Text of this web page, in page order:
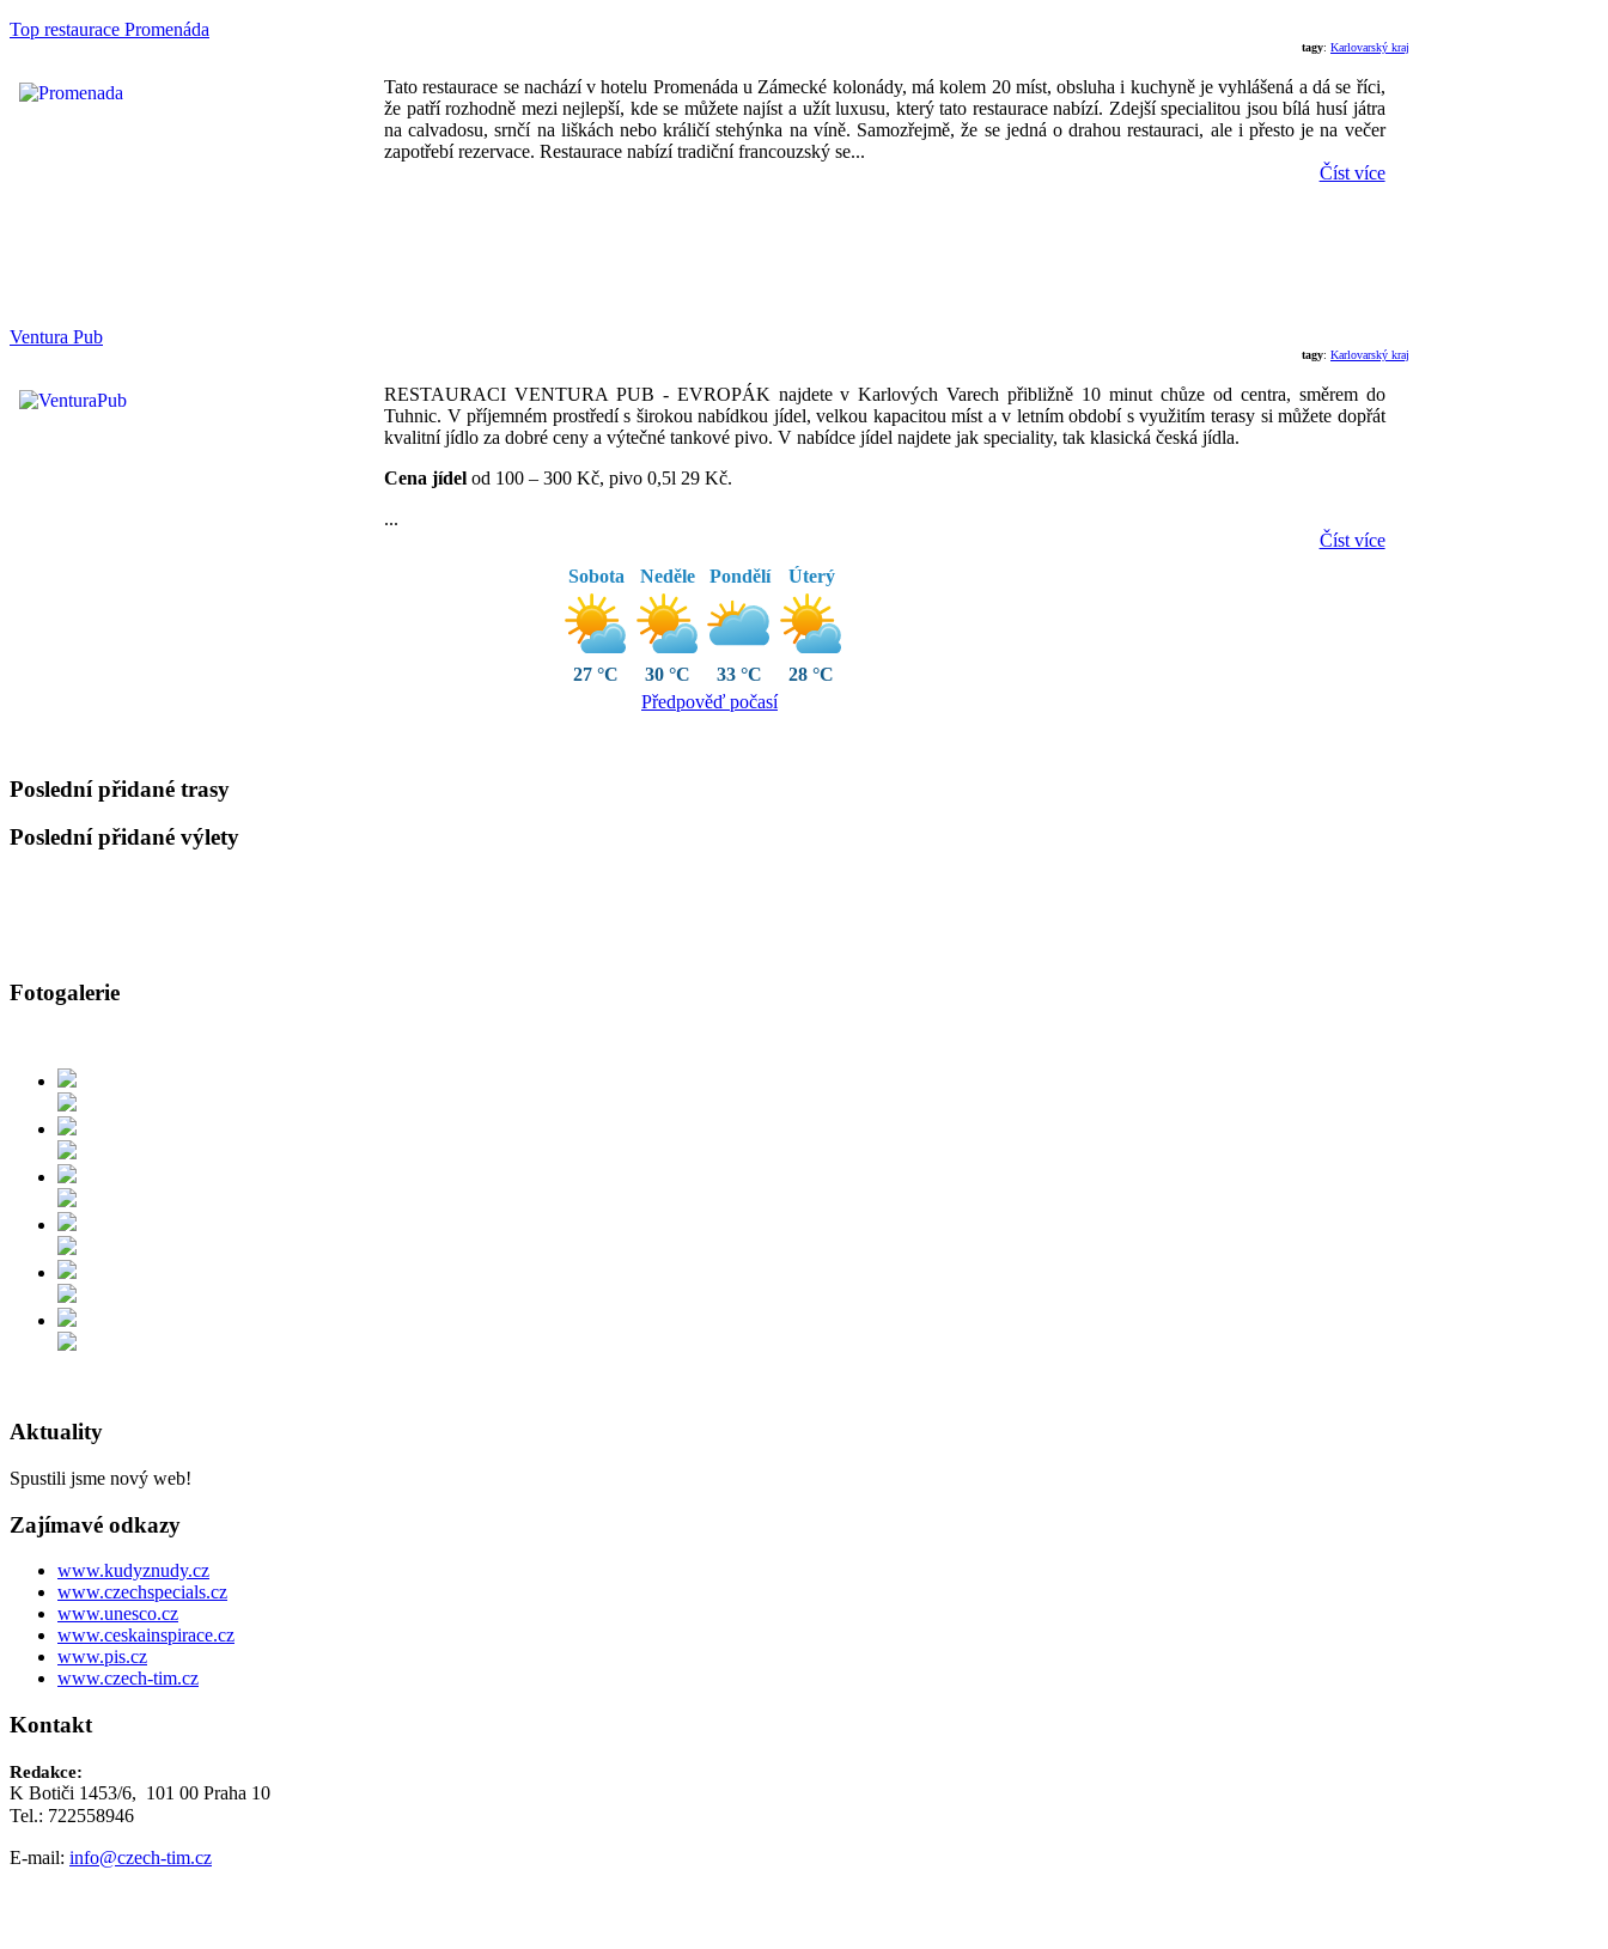
tagy: Karlovarský kraj
Top restaurace Promenáda
Tato restaurace se nachází v hotelu Promenáda u Zámecké kolonády, má kolem 20 míst, obsluha i kuchyně je vyhlášená a dá se říci,
že patří rozhodně mezi nejlepší, kde se můžete najíst a užít luxusu, který tato restaurace nabízí. Zdejší specialitou jsou bílá husí játra
na calvadosu, srnčí na liškách nebo králičí stehýnka na víně. Samozřejmě, že se jedná o drahou restauraci, ale i přesto je na večer
zapotřebí rezervace. Restaurace nabízí tradiční francouzský se...
Číst více
tagy: Karlovarský kraj
Ventura Pub
RESTAURACI VENTURA PUB - EVROPÁK najdete v Karlových Varech přibližně 10 minut chůze od centra, směrem do
Tuhnic. V příjemném prostředí s širokou nabídkou jídel, velkou kapacitou míst a v letním období s využitím terasy si můžete dopřát
kvalitní jídlo za dobré ceny a výtečné tankové pivo. V nabídce jídel najdete jak speciality, tak klasická česká jídla.
Cena jídel od 100 – 300 Kč, pivo 0,5l 29 Kč.
...
Číst více
Sobota
27 °C
Neděle
30 °C
Pondělí
33 °C
Úterý
28 °C
Předpověď počasí
Poslední přidané trasy
Poslední přidané výlety
Fotogalerie
Aktuality
Spustili jsme nový web!
Zajímavé odkazy
www.kudyznudy.cz
www.czechspecials.cz
www.unesco.cz
www.ceskainspirace.cz
www.pis.cz
www.czech-tim.cz
Kontakt
Redakce:
K Botiči 1453/6, 101 00 Praha 10
Tel.: 722558946
E-mail: info@czech-tim.cz